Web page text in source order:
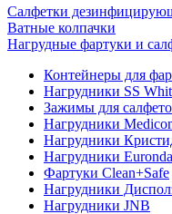
Салфетки
Ватные колпачки
Нагрудные фартуки и
Контейнеры для
Нагрудники SS
Зажимы для
Нагрудники
Нагрудники
Нагрудники Euronda
Фартуки Clean+Safe
Нагрудники
Нагрудники JNB